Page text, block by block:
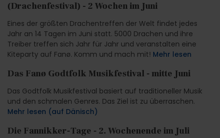
(Drachenfestival) - 2 Wochen im Juni
Eines der größten Drachentreffen der Welt findet jedes
Jahr an 14 Tagen im Juni statt. 5000 Drachen und ihre
Treiber treffen sich Jahr für Jahr und veranstalten eine
Kiteparty auf Fanø. Komm und mach mit! Mehr lesen
Das Fanø Godtfolk Musikfestival - mitte Juni
Das Godtfolk Musikfestival basiert auf traditioneller Musik
und den schmalen Genres. Das Ziel ist zu überraschen.
Mehr lesen (auf Dänisch)
Die Fannikker-Tage - 2. Wochenende im Juli